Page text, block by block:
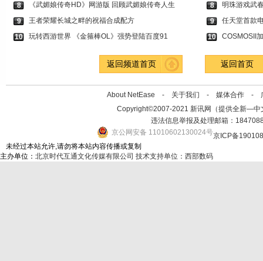
8
《武媚娘传奇HD》网游版 回顾武媚娘传奇人生
9
王者荣耀长城之畔的祝福合成配方
10
玩转西游世界 《金箍棒OL》强势登陆百度91
8
明珠游戏武
9
任天堂首款
10
COSMOSII
返回频道首页 返回首页
About NetEase - 关于我们 - 媒体合作 -
Copyright©2007-2021 新讯网（提供全新—中
违法信息举报及处理邮箱：
京公网安备 11010602130024号京ICP备
未经过本站允许,请勿将本站内容传播或复制
主办单位： 北京时代互通文化传媒有限公司 技术支持单位：西部数码